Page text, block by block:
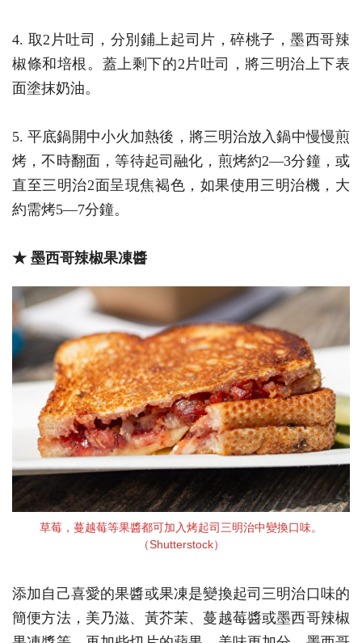
4. 取2片吐司，分別鋪上起司片，碎桃子，墨西哥辣
椒條和培根。蓋上剩下的2片吐司，將三明治上下表
面塗抹奶油。
5. 平底鍋開中小火加熱後，將三明治放入鍋中慢慢煎
烤，不時翻面，等待起司融化，煎烤約2—3分鐘，或
直至三明治2面呈現焦褐色，如果使用三明治機，大
約需烤5—7分鐘。
★ 墨西哥辣椒果凍醬
草莓，蔓越莓等果醬都可加入烤起司三明治中變換口味。
（Shutterstock）
添加自己喜愛的果醬或果凍是變換起司三明治口味的
簡便方法，美乃滋、黃芥茉、蔓越莓醬或墨西哥辣椒